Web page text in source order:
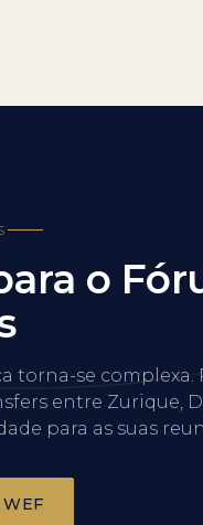
o
torna-se complexa.
entre Zurique,
para as suas